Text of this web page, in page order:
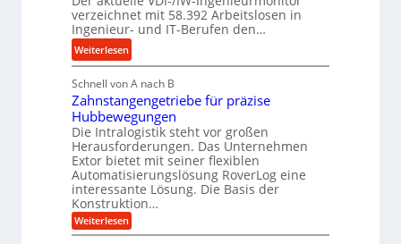
a
u
l
i
k
m
V
e
r
g
l
e
i
l
e
b
i
g
e
K
u
g
e
l
g
e
w
s
t
e
i
g
r
t
U
m
s
a
t
z
verzeichnet mit 58.392 Arbeitslosen in
Ingenieur- und IT-Berufen den…
Weiterlesen:
M
e
h
r
A
r
b
e
i
t
s
Schnell von A nach B
Zahnstangengetriebe für präzise
Hubbewegungen
Die Intralogistik steht vor großen
Herausforderungen. Das Unternehmen
Extor bietet mit seiner flexiblen
Automatisierungslösung RoverLog eine
interessante Lösung. Die Basis der
Konstruktion…
Weiterlesen:
Z